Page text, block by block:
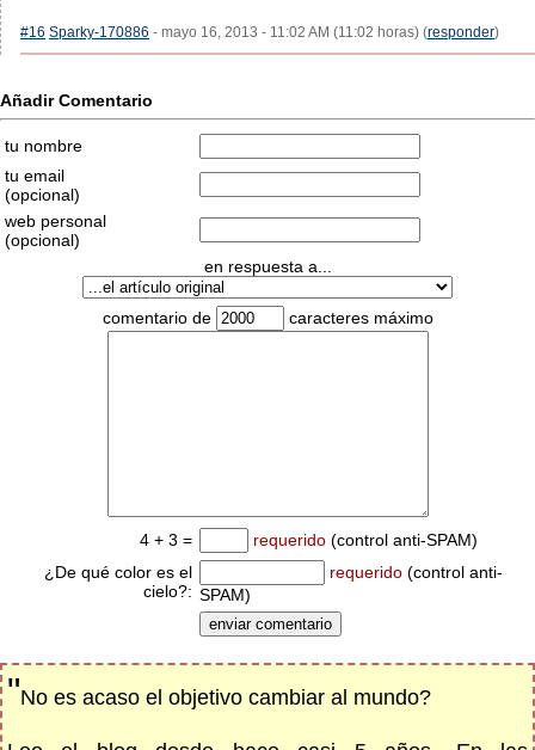
#16 Sparky-170886 - mayo 16, 2013 - 11:02 AM (11:02 horas) (responder)
Añadir Comentario
tu nombre
tu email
(opcional)
web personal
(opcional)
en respuesta a...
comentario de caracteres máximo
4 + 3 = requerido (control anti-SPAM)
¿De qué color es el
cielo?:
requerido (control anti-
SPAM)
"No es acaso el objetivo cambiar al mundo?